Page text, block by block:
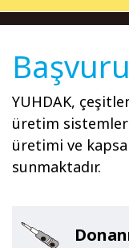
YUHDAK,
üretim
üretimi ve
sunmaktadır.